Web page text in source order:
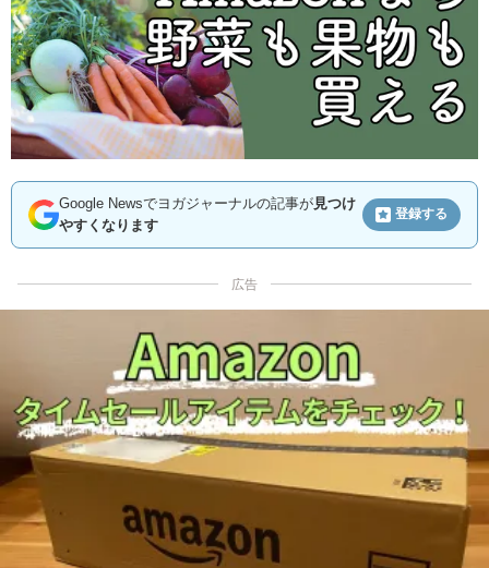
Google Newsでヨガジャーナルの記事が見つけ
やすくなります
登録する
広告